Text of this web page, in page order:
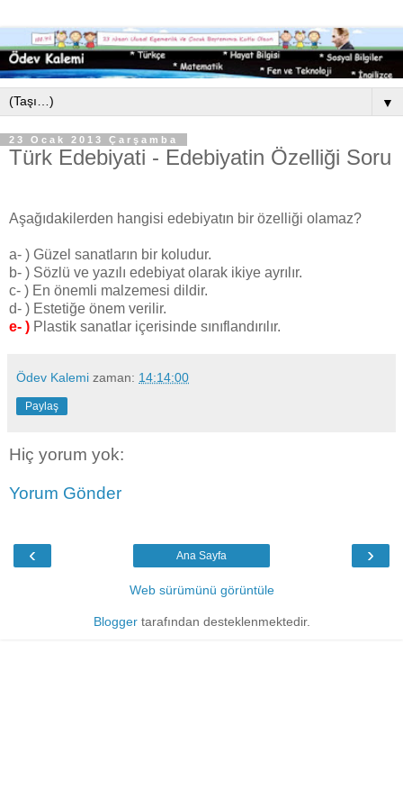
▼
23 Ocak 2013 Çarşamba
Türk Edebiyati - Edebiyatin Özelliği Soru
Aşağıdakilerden hangisi edebiyatın bir özelliği olamaz?
a- ) Güzel sanatların bir koludur.
b- ) Sözlü ve yazılı edebiyat olarak ikiye ayrılır.
c- ) En önemli malzemesi dildir.
d- ) Estetiğe önem verilir.
e- ) Plastik sanatlar içerisinde sınıflandırılır.
Ödev Kalemi zaman: 14:14:00
Paylaş
Hiç yorum yok:
Yorum Gönder
‹ ›
Ana Sayfa
Web sürümünü görüntüle
Bloggertarafından desteklenmektedir.